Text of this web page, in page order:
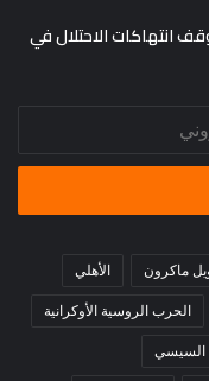
انتهاكات الاحتلال في
ماكرون الأهلي
الحرب الروسية الأوكرانية
السيسي